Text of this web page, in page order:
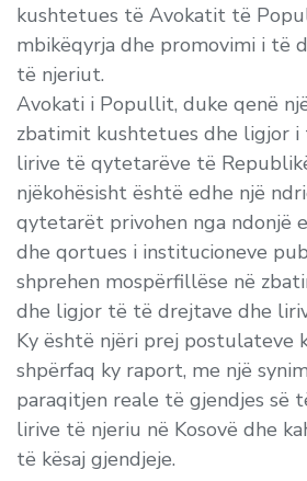
kushtetues të Avokatit të
mbikëqyrja dhe promovimi i të
të njeriut.
Avokati i Popullit, duke qenë
zbatimit kushtetues dhe ligjor i
lirive të qytetarëve të
njëkohësisht është edhe një
qytetarët privohen nga ndonjë
dhe qortues i institucioneve
shprehen mospërfillëse në
dhe ligjor të të drejtave dhe
Ky është njëri prej postulateve
shpërfaq ky raport, me një
paraqitjen reale të gjendjes së
lirive të njeriu në Kosovë dhe
të kësaj gjendjeje.